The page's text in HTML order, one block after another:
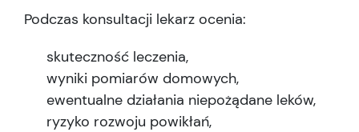
Podczas konsultacji lekarz ocenia:
skuteczność leczenia,
wyniki pomiarów domowych,
ewentualne działania niepożądane leków,
ryzyko rozwoju powikłań,